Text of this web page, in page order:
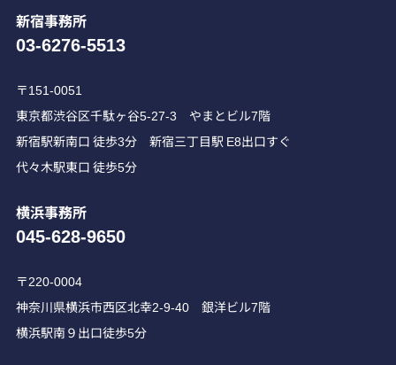
新宿事務所
03-6276-5513
〒151-0051
東京都渋谷区千駄ヶ谷5-27-3 やまとビル7階
新宿駅新南口 徒歩3分 新宿三丁目駅 E8出口すぐ
代々木駅東口 徒歩5分
横浜事務所
045-628-9650
〒220-0004
神奈川県横浜市西区北幸2-9-40 銀洋ビル7階
横浜駅南９出口徒歩5分